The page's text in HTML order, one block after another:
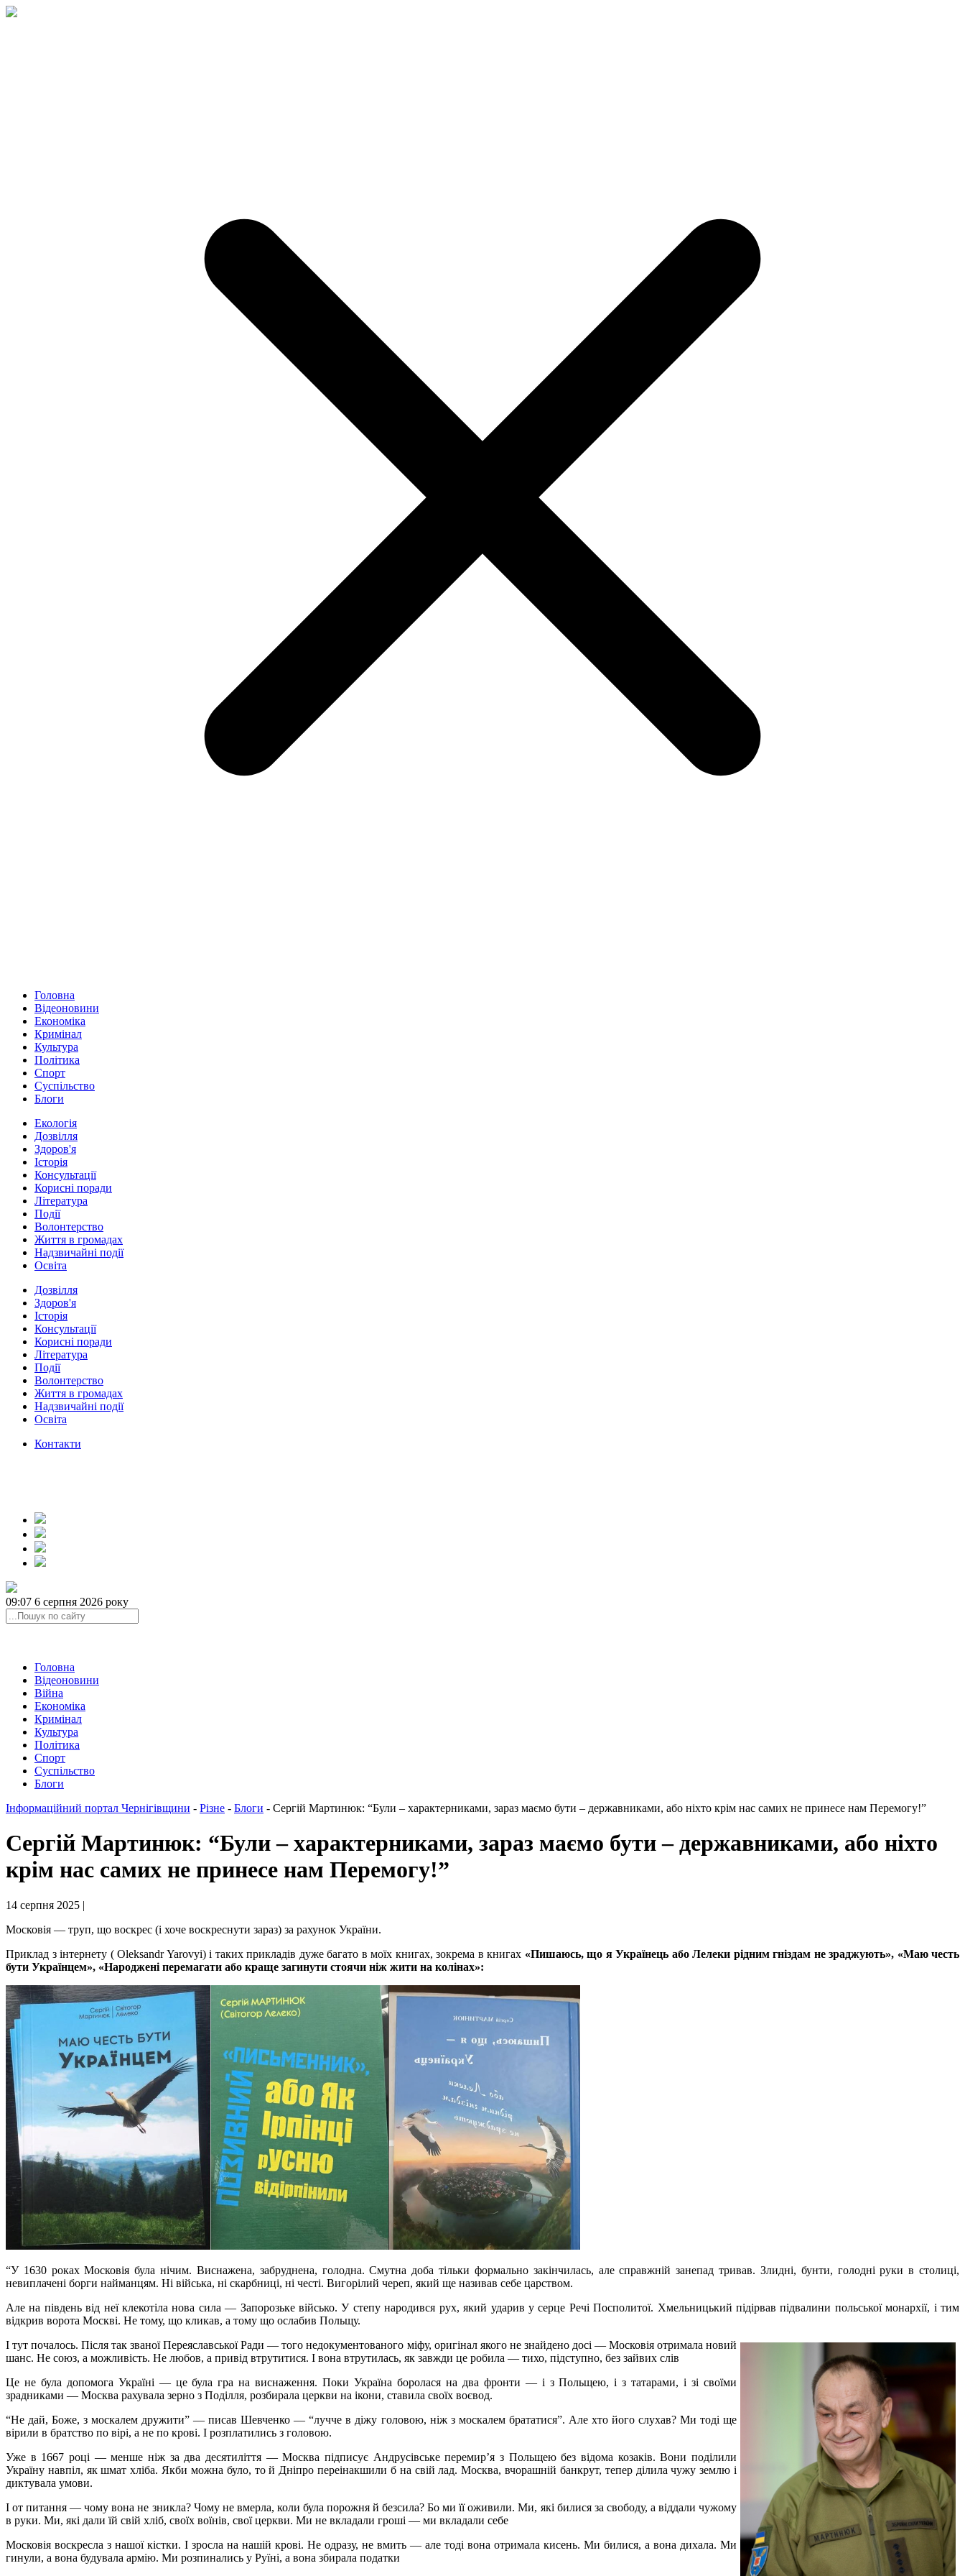
Головна
Відеоновини
Економіка
Кримінал
Культура
Політика
Спорт
Суспільство
Блоги
Екологія
Дозвілля
Здоров'я
Історія
Консультації
Корисні поради
Література
Події
Волонтерство
Життя в громадах
Надзвичайні події
Освіта
Дозвілля
Здоров'я
Історія
Консультації
Корисні поради
Література
Події
Волонтерство
Життя в громадах
Надзвичайні події
Освіта
Контакти
09:07 6 серпня 2026 року
Головна
Відеоновини
Війна
Економіка
Кримінал
Культура
Політика
Спорт
Суспільство
Блоги
Інформаційний портал Чернігівщини - Різне - Блоги - Сергій Мартинюк: “Були – характерниками, зараз маємо бути – державниками, або ніхто крім нас самих не принесе нам Перемогу!”
Сергій Мартинюк: “Були – характерниками, зараз маємо бути – державниками, або ніхто
крім нас самих не принесе нам Перемогу!”
14 серпня 2025 |
Московія — труп, що воскрес (і хоче воскреснути зараз) за рахунок України.
Приклад з інтернету ( Oleksandr Yarovyi) і таких прикладів дуже багато в моїх книгах, зокрема в книгах «Пишаюсь, що я Українець або Лелеки рідним гніздам не зраджують», «Маю честь
бути Українцем», «Народжені перемагати або краще загинути стоячи ніж жити на колінах»:
“У 1630 роках Московія була нічим. Виснажена, забруднена, голодна. Смутна доба тільки формально закінчилась, але справжній занепад тривав. Злидні, бунти, голодні руки в столиці,
невиплачені борги найманцям. Ні війська, ні скарбниці, ні честі. Вигорілий череп, який ще називав себе царством.
Але на південь від неї клекотіла нова сила — Запорозьке військо. У степу народився рух, який ударив у серце Речі Посполитої. Хмельницький підірвав підвалини польської монархії, і тим
відкрив ворота Москві. Не тому, що кликав, а тому що ослабив Польщу.
І тут почалось. Після так званої Переяславської Ради — того недокументованого міфу, оригінал якого не знайдено досі — Московія отримала новий
шанс. Не союз, а можливість. Не любов, а привід втрутитися. І вона втрутилась, як завжди це робила — тихо, підступно, без зайвих слів
Це не була допомога Україні — це була гра на виснаження. Поки Україна боролася на два фронти — і з Польщею, і з татарами, і зі своїми
зрадниками — Москва рахувала зерно з Поділля, розбирала церкви на ікони, ставила своїх воєвод.
“Не дай, Боже, з москалем дружити” — писав Шевченко — “лучче в діжу головою, ніж з москалем брататися”. Але хто його слухав? Ми тоді ще
вірили в братство по вірі, а не по крові. І розплатились з головою.
Уже в 1667 році — менше ніж за два десятиліття — Москва підписує Андрусівське перемир’я з Польщею без відома козаків. Вони поділили
Україну навпіл, як шмат хліба. Якби можна було, то й Дніпро переінакшили б на свій лад. Москва, вчорашній банкрут, тепер ділила чужу землю і
диктувала умови.
І от питання — чому вона не зникла? Чому не вмерла, коли була порожня й безсила? Бо ми її оживили. Ми, які билися за свободу, а віддали чужому
в руки. Ми, які дали їй свій хліб, своїх воїнів, свої церкви. Ми не вкладали гроші — ми вкладали себе
Московія воскресла з нашої кістки. І зросла на нашій крові. Не одразу, не вмить — але тоді вона отримала кисень. Ми билися, а вона дихала. Ми
гинули, а вона будувала армію. Ми розпинались у Руїні, а вона збирала податки